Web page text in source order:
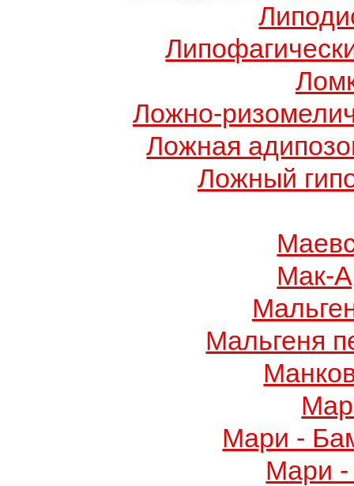
Ложно-
Ложная
Ложный
Мак-
Мальгеня
Мари -
Мари -